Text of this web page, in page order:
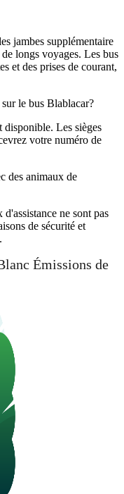
jambes supplémentaire
longs voyages. Les bus
et des prises de courant,
le bus Blablacar?
disponible. Les sièges
votre numéro de
des animaux de
ne sont pas
de sécurité et
Émissions de